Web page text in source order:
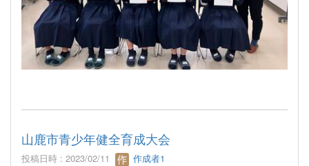
山鹿市青少年健全育成大会
投稿日時 : 2023/02/11 作成者1